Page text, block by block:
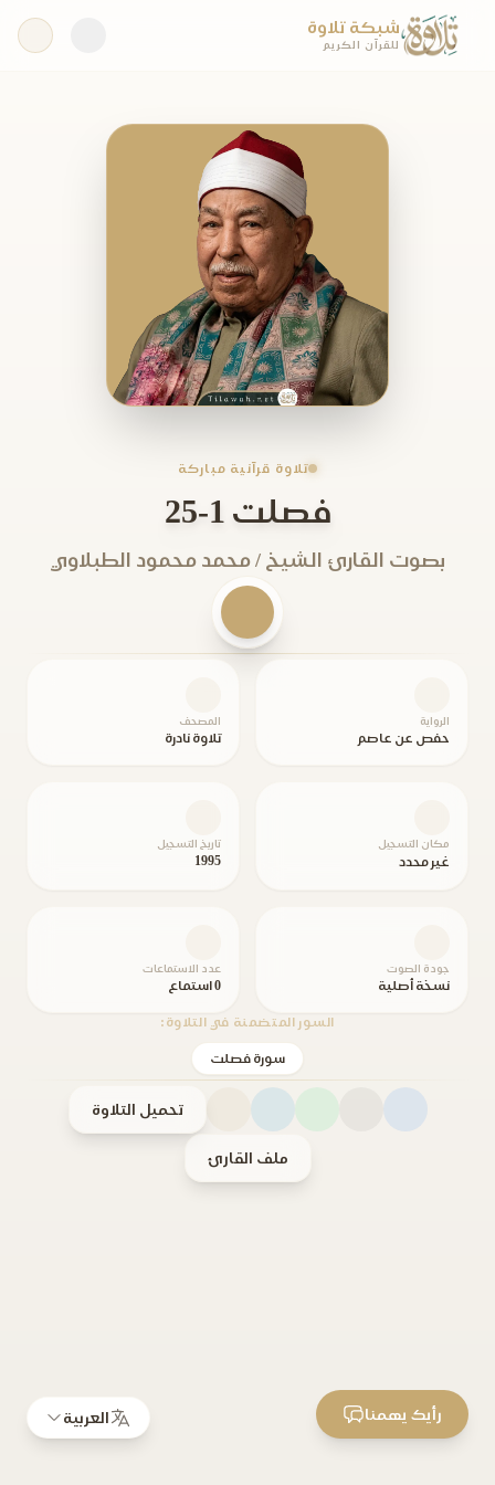
شبكة تلاوة
للقرآن الكريم
تلاوة قرآنية مباركة
فصلت 1-25
بصوت القارئ الشيخ / محمد محمود الطبلاوي
الرواية
حفص عن عاصم
المصحف
تلاوة نادرة
مكان التسجيل
غير محدد
تاريخ التسجيل
1995
جودة الصوت
نسخة أصلية
عدد الاستماعات
0 استماع
السور المتضمنة في التلاوة:
سورة فصلت
تحميل التلاوة
ملف القارئ
العربية رأيك يهمنا